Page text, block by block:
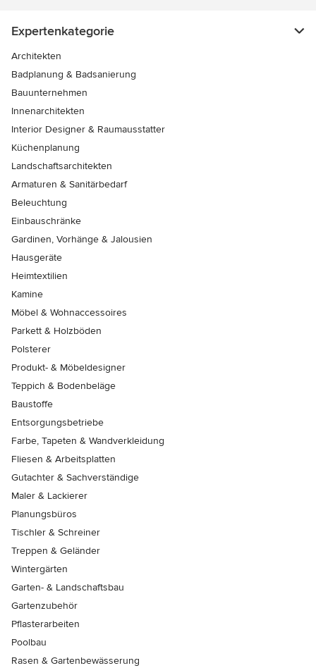
Expertenkategorie
Architekten
Badplanung & Badsanierung
Bauunternehmen
Innenarchitekten
Interior Designer & Raumausstatter
Küchenplanung
Landschaftsarchitekten
Armaturen & Sanitärbedarf
Beleuchtung
Einbauschränke
Gardinen, Vorhänge & Jalousien
Hausgeräte
Heimtextilien
Kamine
Möbel & Wohnaccessoires
Parkett & Holzböden
Polsterer
Produkt- & Möbeldesigner
Teppich & Bodenbeläge
Baustoffe
Entsorgungsbetriebe
Farbe, Tapeten & Wandverkleidung
Fliesen & Arbeitsplatten
Gutachter & Sachverständige
Maler & Lackierer
Planungsbüros
Tischler & Schreiner
Treppen & Geländer
Wintergärten
Garten- & Landschaftsbau
Gartenzubehör
Pflasterarbeiten
Poolbau
Rasen & Gartenbewässerung